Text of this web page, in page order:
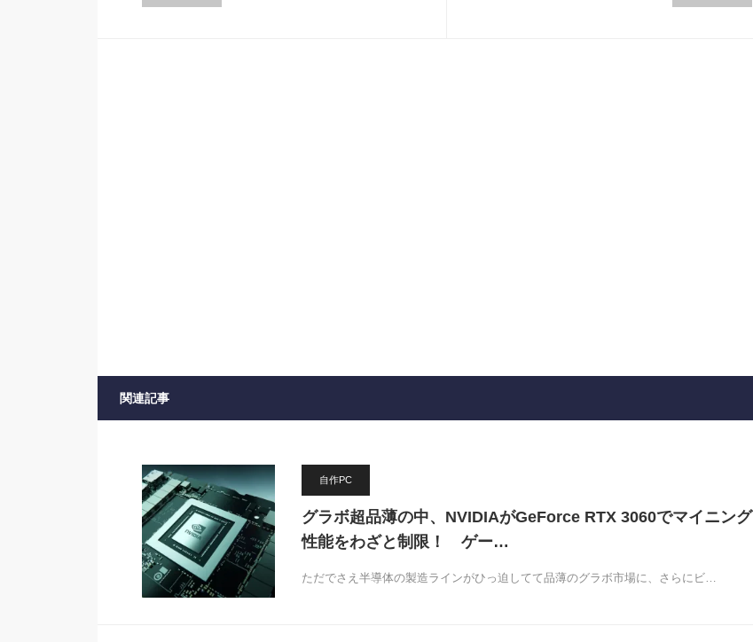
関連記事
自作PC
グラボ超品薄の中、NVIDIAがGeForce RTX 3060でマイニング
性能をわざと制限！ ゲー…
ただでさえ半導体の製造ラインがひっ迫してて品薄のグラボ市場に、さらにビ…